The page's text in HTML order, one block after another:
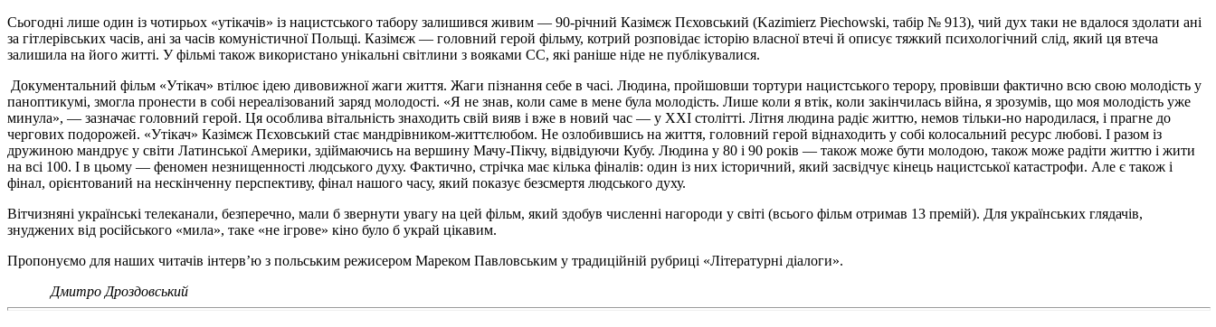
Сьогодні лише один із чотирьох «утікачів» із нацистського табору залишився живим — 90-річний Казімєж Пєховський (Kazimierz Piechowski, табір № 913), чий дух таки не вдалося здолати ані
за гітлерівських часів, ані за часів комуністичної Польщі. Казімєж — головний герой фільму, котрий розповідає історію власної втечі й описує тяжкий психологічний слід, який ця втеча
залишила на його житті. У фільмі також використано унікальні світлини з вояками СС, які раніше ніде не публікувалися.
Документальний фільм «Утікач» втілює ідею дивовижної жаги життя. Жаги пізнання себе в часі. Людина, пройшовши тортури нацистського терору, провівши фактично всю свою молодість у
паноптикумі, змогла пронести в собі нереалізований заряд молодості. «Я не знав, коли саме в мене була молодість. Лише коли я втік, коли закінчилась війна, я зрозумів, що моя молодість уже
минула», — зазначає головний герой. Ця особлива вітальність знаходить свій вияв і вже в новий час — у ХХІ столітті. Літня людина радіє життю, немов тільки-но народилася, і прагне до
чергових подорожей. «Утікач» Казімєж Пєховський стає мандрівником-життєлюбом. Не озлобившись на життя, головний герой віднаходить у собі колосальний ресурс любові. І разом із
дружиною мандрує у світи Латинської Америки, здіймаючись на вершину Мачу-Пікчу, відвідуючи Кубу. Людина у 80 і 90 років — також може бути молодою, також може радіти життю і жити
на всі 100. І в цьому — феномен незнищенності людського духу. Фактично, стрічка має кілька фіналів: один із них історичний, який засвідчує кінець нацистської катастрофи. Але є також і
фінал, орієнтований на нескінченну перспективу, фінал нашого часу, який показує безсмертя людського духу.
Вітчизняні українські телеканали, безперечно, мали б звернути увагу на цей фільм, який здобув численні нагороди у світі (всього фільм отримав 13 премій). Для українських глядачів,
знуджених від російського «мила», таке «не ігрове» кіно було б украй цікавим.
Пропонуємо для наших читачів інтерв’ю з польським режисером Мареком Павловським у традиційній рубриці «Літературні діалоги».
Дмитро Дроздовський